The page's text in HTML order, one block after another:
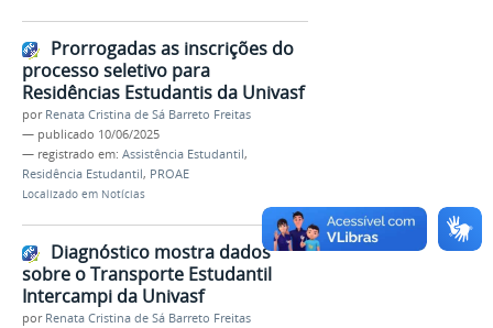
Prorrogadas as inscrições do
processo seletivo para
Residências Estudantis da Univasf
por Renata Cristina de Sá Barreto Freitas
— publicado 10/06/2025
— registrado em: Assistência Estudantil,
Residência Estudantil, PROAE
Localizado em Notícias
Diagnóstico mostra dados
sobre o Transporte Estudantil
Intercampi da Univasf
por Renata Cristina de Sá Barreto Freitas